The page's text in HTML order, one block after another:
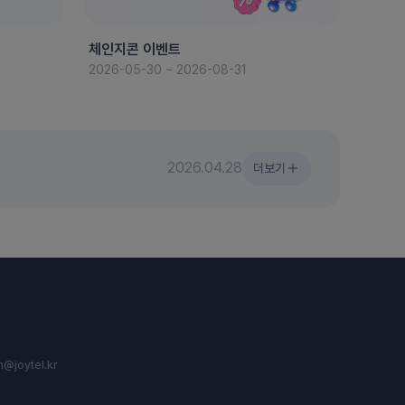
체인지콘 이벤트
2026-05-30 ~ 2026-08-31
2026.04.28 더보기